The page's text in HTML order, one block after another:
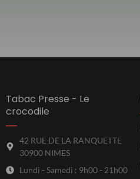
Tabac Presse - Le
crocodile
42 RUE DE LA RANQUETTE
30900 NIMES
Lundi - Samedi : 9h00 - 21h00